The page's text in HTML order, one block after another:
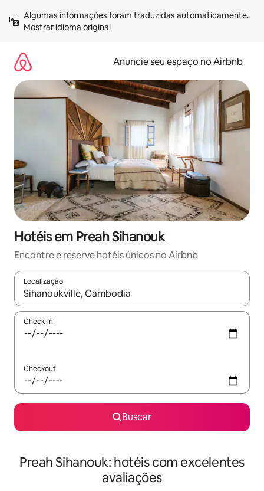
para
Mostrar idioma original
Anuncie seu espaço no Airbnb
Hotéis em Preah Sihanouk
Encontre e reserve hotéis únicos no Airbnb
Localização
Quando os resultados estiverem disponíveis, explore-os
Check-in
Checkout
Buscar
Preah Sihanouk: hotéis com excelentes
avaliações